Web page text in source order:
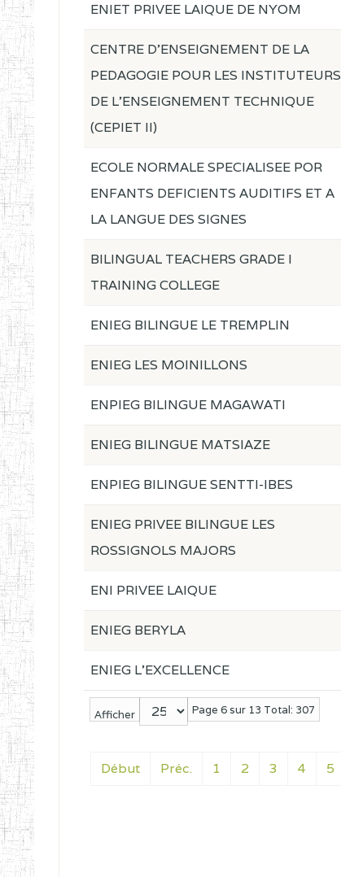
Afficher Page 6 sur 13 Total: 307
Début Préc. 1 2 3 4 5
ENIET PRIVEE LAIQUE DE NYOM
CENTRE D'ENSEIGNEMENT DE LA
PEDAGOGIE POUR LES INSTITUTEURS
DE L'ENSEIGNEMENT TECHNIQUE
(CEPIET II)
ECOLE NORMALE SPECIALISEE POR
ENFANTS DEFICIENTS AUDITIFS ET A
LA LANGUE DES SIGNES
BILINGUAL TEACHERS GRADE I
TRAINING COLLEGE
ENIEG BILINGUE LE TREMPLIN
ENIEG LES MOINILLONS
ENPIEG BILINGUE MAGAWATI
ENIEG BILINGUE MATSIAZE
ENPIEG BILINGUE SENTTI-IBES
ENIEG PRIVEE BILINGUE LES
ROSSIGNOLS MAJORS
ENI PRIVEE LAIQUE
ENIEG BERYLA
ENIEG L'EXCELLENCE